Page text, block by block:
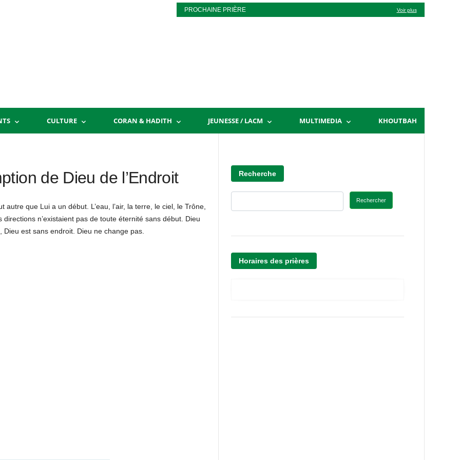
PROCHAINE PRIÈRE Voir plus
CULTURE CORAN & HADITH JEUNESSE / LACM MULTIMEDIA KHOUTBAH
de Dieu de l’Endroit
autre que Lui a un début. L’eau, l’air, la terre, le ciel, le Trône,
directions n’existaient pas de toute éternité sans début. Dieu
est sans endroit. Dieu ne change pas.
Recherche
Rechercher
Horaires des prières